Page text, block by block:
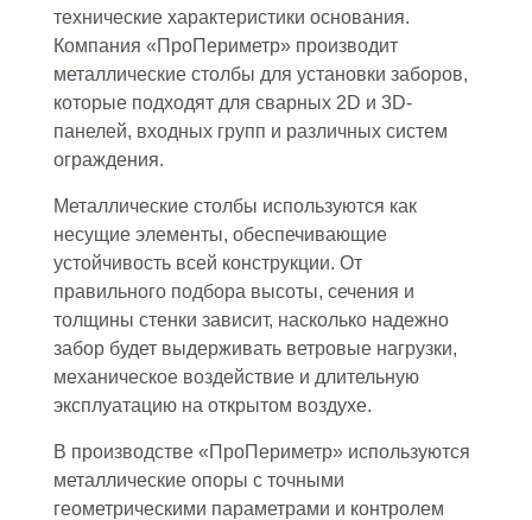
технические характеристики основания.
Компания «ПроПериметр» производит
металлические столбы для установки заборов,
которые подходят для сварных 2D и 3D-
панелей, входных групп и различных систем
ограждения.
Металлические столбы используются как
несущие элементы, обеспечивающие
устойчивость всей конструкции. От
правильного подбора высоты, сечения и
толщины стенки зависит, насколько надежно
забор будет выдерживать ветровые нагрузки,
механическое воздействие и длительную
эксплуатацию на открытом воздухе.
В производстве «ПроПериметр» используются
металлические опоры с точными
геометрическими параметрами и контролем